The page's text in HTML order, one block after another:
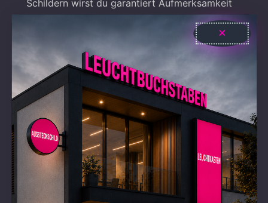
Schildern wirst du garantiert Aufmerksamkeit
erregen. Sie strahlen nicht nur Licht, sondern
bieten auch einen persönlichen Stil.
Alle unserer Produkte sind bis zur Perfektion
von Hand gefertigt, sind erschwingbar und
umweltfreundlich. Unsere Neon-Schilder
werden mit der neuesten Technologie
hergestellt und sind daher 100 % sicher, eben
auch für Kinder. Jedes von uns hergestellte
Produkt ist langlebig und abriebfest, erfordert
nur sehr wenig Wartung und eignet sich
aufgrund seines geringen Gewichts und seiner
Portabilität ideal als Geschenk.